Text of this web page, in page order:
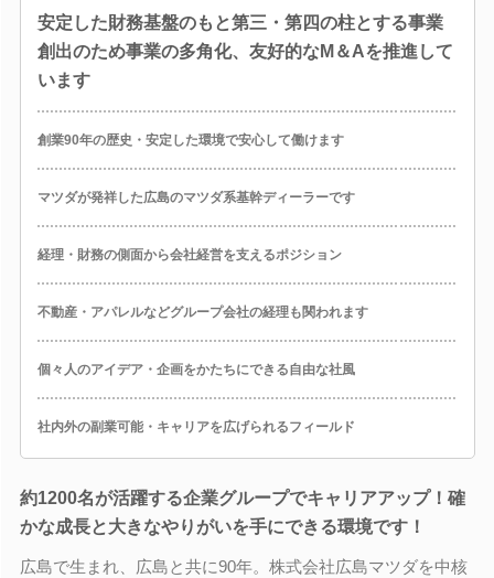
安定した財務基盤のもと第三・第四の柱とする事業
創出のため事業の多角化、友好的なM＆Aを推進して
います
創業90年の歴史・安定した環境で安心して働けます
マツダが発祥した広島のマツダ系基幹ディーラーです
経理・財務の側面から会社経営を支えるポジション
不動産・アパレルなどグループ会社の経理も関われます
個々人のアイデア・企画をかたちにできる自由な社風
社内外の副業可能・キャリアを広げられるフィールド
約1200名が活躍する企業グループでキャリアアップ！確
かな成長と大きなやりがいを手にできる環境です！
広島で生まれ、広島と共に90年。株式会社広島マツダを中核